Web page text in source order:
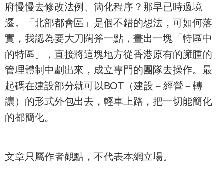
府慢慢去修改法例、簡化程序？那早已時過境
遷。「北部都會區」是個不錯的想法，可如何落
實，我認為要大刀闊斧一點，畫出一塊「特區中
的特區」，直接將這塊地方從香港原有的臃腫的
管理體制中劃出來，成立專門的團隊去操作。最
起碼在建設部分就可以BOT（建設－經營－轉
讓）的形式外包出去，輕車上路，把一切能簡化
的都簡化。
文章只屬作者觀點，不代表本網立場。